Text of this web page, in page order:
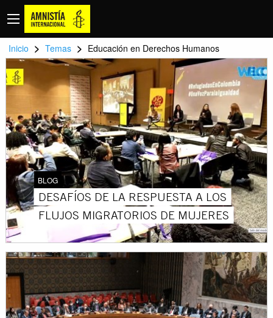
Inicio > Temas > Educación en Derechos Humanos
BLOG
DESAFÍOS DE LA RESPUESTA A LOS
FLUJOS MIGRATORIOS DE MUJERES